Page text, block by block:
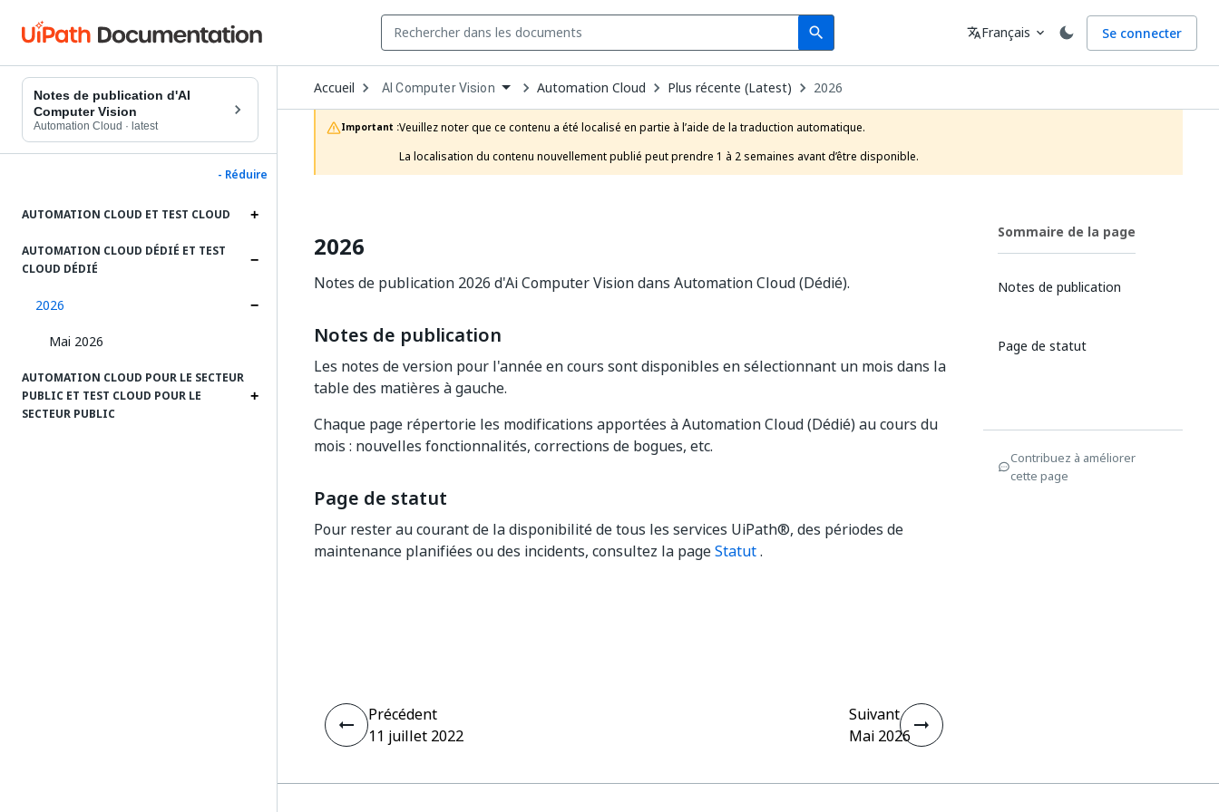
search
Search Langue
translateFrançais expand_more Se connecter
Notes de publication d'AI
Computer Vision
Automation Cloud · latest
- Réduire
AUTOMATION CLOUD ET TEST CLOUD
AUTOMATION CLOUD DÉDIÉ ET TEST
CLOUD DÉDIÉ
2026
Mai 2026
AUTOMATION CLOUD POUR LE SECTEUR
PUBLIC ET TEST CLOUD POUR LE
SECTEUR PUBLIC
Accueil Open
Dropdown
to
choose
product
AI Computer Vision Automation Cloud Plus récente (Latest) 2026
Important :Veuillez noter que ce contenu a été localisé en partie à l’aide de la traduction automatique.
La localisation du contenu nouvellement publié peut prendre 1 à 2 semaines avant d’être disponible.
2026
Notes de publication 2026 d'Ai Computer Vision dans Automation Cloud (Dédié).
Notes de publication​
Les notes de version pour l'année en cours sont disponibles en sélectionnant un mois dans la
table des matières à gauche.
Chaque page répertorie les modifications apportées à Automation Cloud (Dédié) au cours du
mois : nouvelles fonctionnalités, corrections de bogues, etc.
Page de statut
Pour rester au courant de la disponibilité de tous les services UiPath®, des périodes de
maintenance planifiées ou des incidents, consultez la pageStatut.
Sommaire de la page
Notes de publication​
Page de statut
Contribuez à améliorer
cette page
Précédent
11 juillet 2022
Suivant
Mai 2026